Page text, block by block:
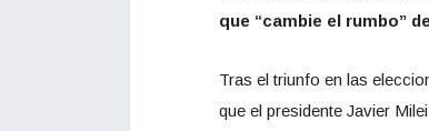
que “cambie el rumbo”
Tras el triunfo en las
que el presidente Javier